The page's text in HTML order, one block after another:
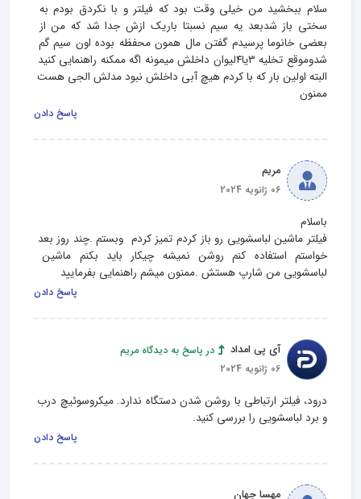
سلام ببخشید من خیلی وقت بود که فیلتر و با نکردق بودم به
سختی باز شدبعد یه سیم نسبتا باریک ازش جدا شد که من از
بعضی خانوما پرسیدم گفتن مال همون محفظه بوده اون سیم گم
شدوموقع تخلیه ۳یا۴لیوان داخلش میمونه اگه ممکنه راهنمایی کنید
البته اولین بار که با کردم هیچ آبی داخلش نبود مدلش الجی هست
ممنون
پاسخ دادن
مریم
06 ژانویه 2024
فیلتر ماشین لباسشویی رو باز کردم تمیز کردم  وبستم .چند روز بعد
خواستم استفاده کنم روشن نمیشه چیکار باید بکنم ماشین
لباسشویی من شارپ هستش .ممنون میشم راهنمایی بفرمایید
پاسخ دادن
آی پی امداد
در پاسخ به دیدگاه مریم
06 ژانویه 2024
درود، فیلتر ارتباطی با روشن شدن دستگاه ندارد. میکروسوئیچ درب
و برد لباسشویی را بررسی کنید.
پاسخ دادن
مهسا جهان